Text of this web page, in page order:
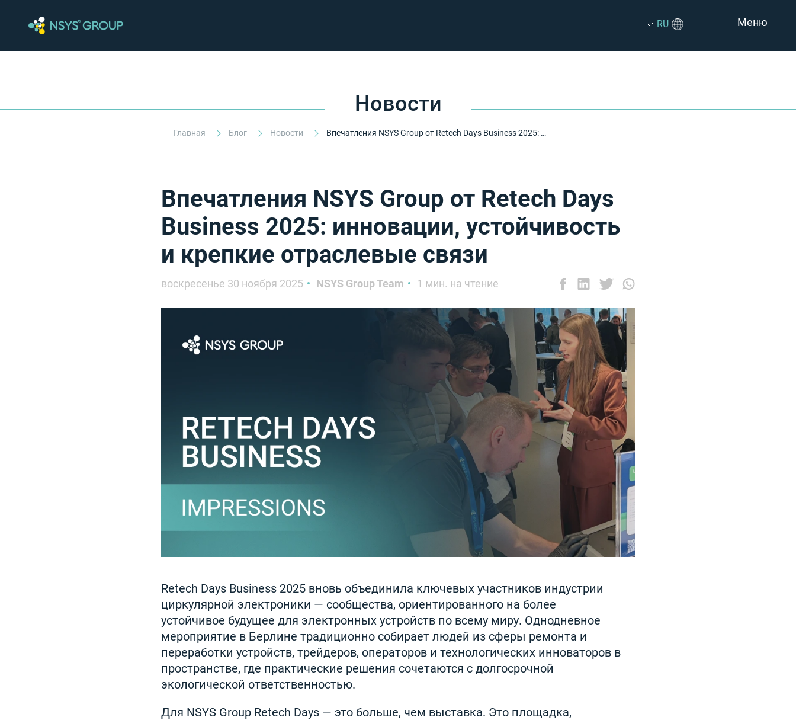
RU Меню
Новости
Главная Блог Новости Впечатления NSYS Group от Retech Days Business 2025: инновации, устойчивость и крепкие отраслевые связи
Впечатления NSYS Group от Retech Days
Business 2025: инновации, устойчивость
и крепкие отраслевые связи
воскресенье 30 ноября 2025 NSYS Group Team 1 мин. на чтение
Retech Days Business 2025 вновь объединила ключевых участников индустрии
циркулярной электроники — сообщества, ориентированного на более
устойчивое будущее для электронных устройств по всему миру. Однодневное
мероприятие в Берлине традиционно собирает людей из сферы ремонта и
переработки устройств, трейдеров, операторов и технологических инноваторов в
пространстве, где практические решения сочетаются с долгосрочной
экологической ответственностью.
Для NSYS Group Retech Days — это больше, чем выставка. Это площадка,